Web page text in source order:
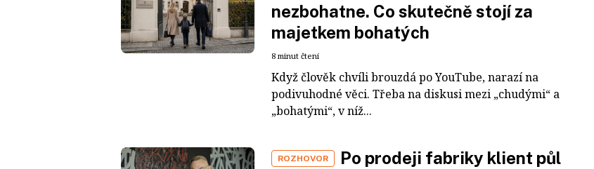
nezbohatne. Co skutečně stojí za
majetkem bohatých
8 minut čtení
Když člověk chvíli brouzdá po YouTube, narazí na
podivuhodné věci. Třeba na diskusi mezi „chudými“ a
„bohatými“, v níž...
ROZHOVOR
Po prodeji fabriky klient půl